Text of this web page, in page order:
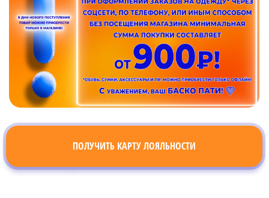
ПОЛУЧИТЬ КАРТУ ЛОЯЛЬНОСТИ